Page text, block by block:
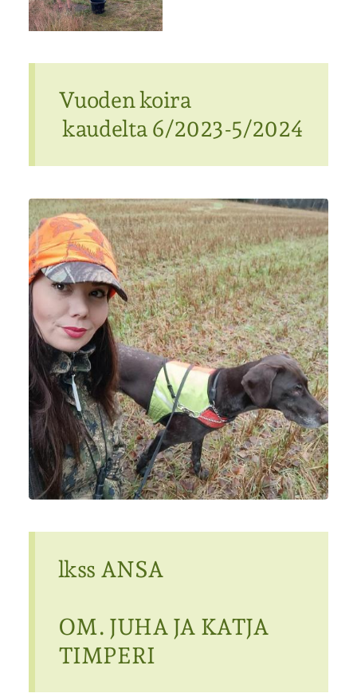
Vuoden koira
kaudelta 6/2023-5/2024
lkss ANSA
OM. JUHA JA KATJA
TIMPERI